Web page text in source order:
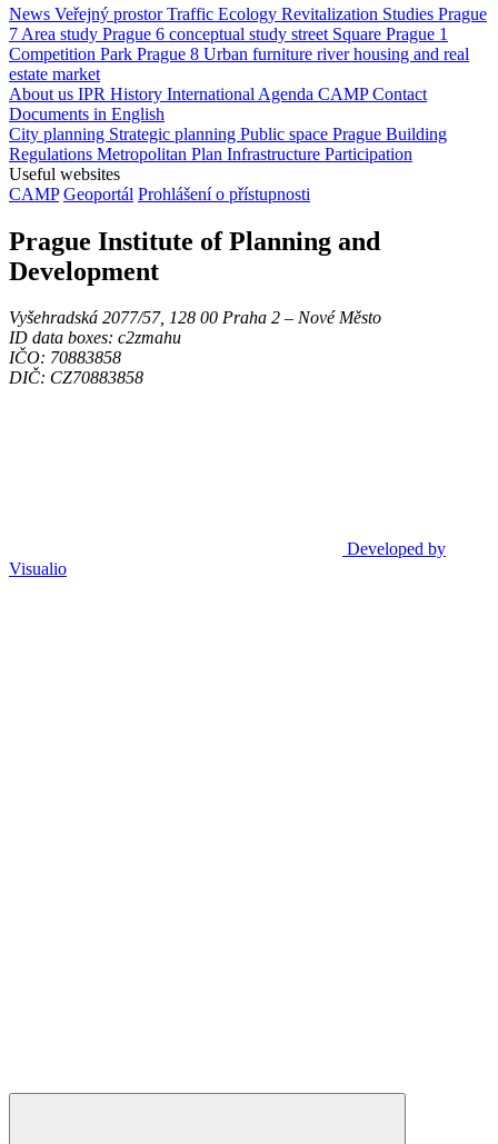
News Veřejný prostorTraffic Ecology Revitalization Studies Prague
7 Area study Prague 6 conceptual study street Square Prague 1
Competition Park Prague 8 Urban furniture riverhousing and real
estate market
About us IPR History International Agenda CAMPContact
Documents in English
City planning Strategic planning Public space Prague Building
Regulations Metropolitan Plan Infrastructure Participation
Useful websites
CAMP Geoportál Prohlášení o přístupnosti
Prague Institute of Planning and
Development
Vyšehradská 2077/57, 128 00 Praha 2 ‒ Nové Město
ID data boxes: c2zmahu
IČO: 70883858
DIČ: CZ70883858
Developed by
Visualio